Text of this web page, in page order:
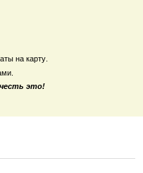
на карту
это!